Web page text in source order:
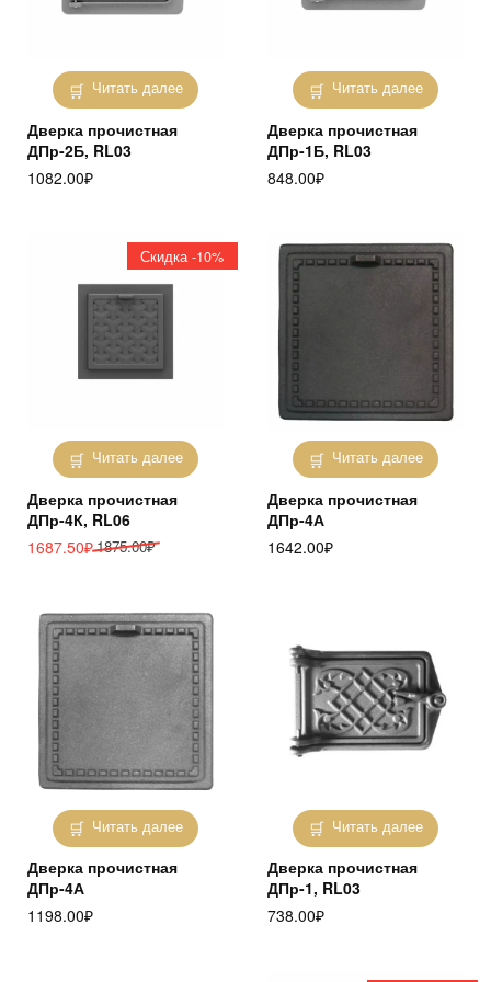
Читать далее
Дверка прочистная
ДПр-2Б, RL03
1082.00₽
Читать далее
Дверка прочистная
ДПр-1Б, RL03
848.00₽
Читать далее
Скидка -10%
Дверка прочистная
ДПр-4К, RL06
1875.00₽
Первоначальная
1875.00₽.
1687.50₽
Текущая
Читать далее
Дверка прочистная
ДПр-4А
1642.00₽
Читать далее
Дверка прочистная
ДПр-4А
1198.00₽
Читать далее
Дверка прочистная
ДПр-1, RL03
738.00₽